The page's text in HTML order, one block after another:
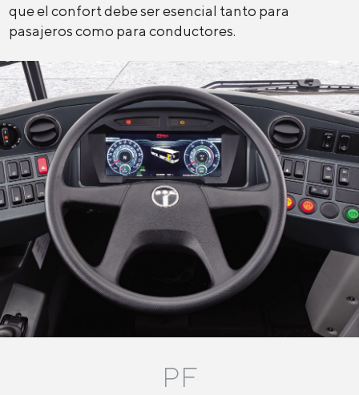
que el confort debe ser esencial tanto para
pasajeros como para conductores.
PF